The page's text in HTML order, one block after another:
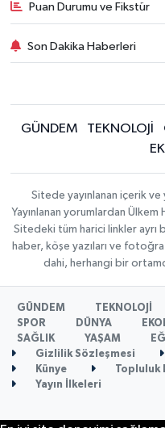
Puan Durumu ve Fikstür
Son Dakika Haberleri
GÜNDEM TEKNOLOJİ
Sitede yayınlanan içerik
Yayınlanan yorumlardan
Sitedeki tüm harici linkler ayrı
haber, köşe yazıları ve
dahi, herhangi bir
GÜNDEM TEKNOLOJİ
SPOR
DÜNYA
SAĞLIK
YAŞAM
Gizlilik Sözleşmesi
Künye
Topluluk
Yayın İlkeleri